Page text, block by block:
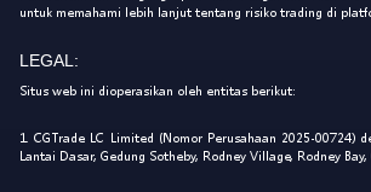
untuk memahami lebih lanjut tentang risiko trading di
LEGAL:
Situs web ini dioperasikan oleh entitas berikut:
1. CGTrade LC Limited (Nomor Perusahaan 2025-00724)
Lantai Dasar, Gedung Sotheby, Rodney Village, Rodney